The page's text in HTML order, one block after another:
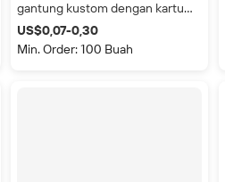
gantung kustom dengan kartu
insert cetak PVC botol kemasan
blister
US$0,07-0,30
Min. Order: 100 Buah